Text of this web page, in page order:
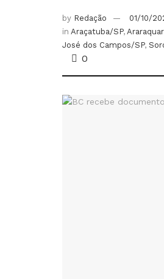
by Redação
01/10/
in Araçatuba/SP,
José dos Campos/SP,
0